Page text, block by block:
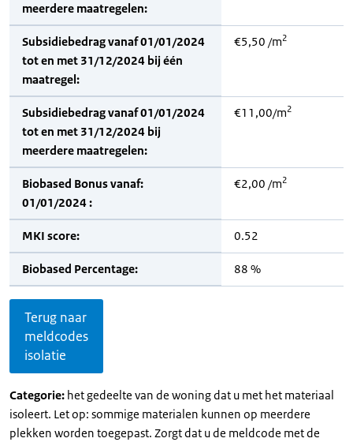
meerdere maatregelen:
Subsidiebedrag vanaf 01/01/2024
tot en met 31/12/2024 bij één
maatregel:
€5,50 /m2
Subsidiebedrag vanaf 01/01/2024
tot en met 31/12/2024 bij
meerdere maatregelen:
€11,00/m2
Biobased Bonus vanaf:
01/01/2024 :
€2,00 /m2
MKI score: 0.52
Biobased Percentage: 88 %
Terug naar
meldcodes
isolatie
Categorie: het gedeelte van de woning dat u met het materiaal
isoleert. Let op: sommige materialen kunnen op meerdere
plekken worden toegepast. Zorgt dat u de meldcode met de